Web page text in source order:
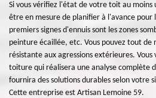
Si vous vérifiez l'état de votre toit au moins
être en mesure de planifier à l'avance pour
premiers signes d'ennuis sont les zones
peinture écaillée, etc. Vous pouvez tout de
résistante aux agressions extérieures.
toiture qui réalisera une analyse complète
fournira des solutions durables selon votre
Cette entreprise est Artisan Lemoine 59.